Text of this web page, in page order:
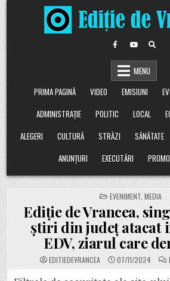
Skip
to
content
MENU
PRIMA PAGINĂ
VIDEO EMISIUNI
ADMINISTRAȚIE
POLITIC LOCAL
ALEGERI
CULTURĂ STRĂZI SĂNĂTATE
ANUNȚURI
EXECUTĂRI PROMO
POSTED
IN
EVENIMENT MEDIA
Ediție de Vrancea,
știri din județ atacat
EDV, ziarul care
EDITIEDEVRANCEA 07/11/2024